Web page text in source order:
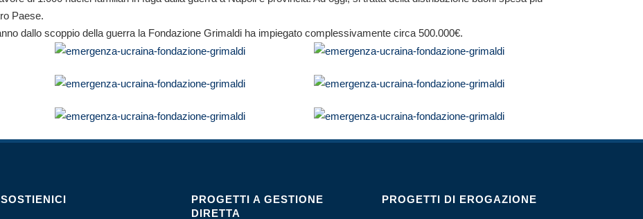
Paese.
dallo scoppio della guerra la Fondazione Grimaldi ha impiegato complessivamente circa 500.000€.
SOSTIENICI
PROGETTI A GESTIONE
DIRETTA
PROGETTI DI EROGAZIONE